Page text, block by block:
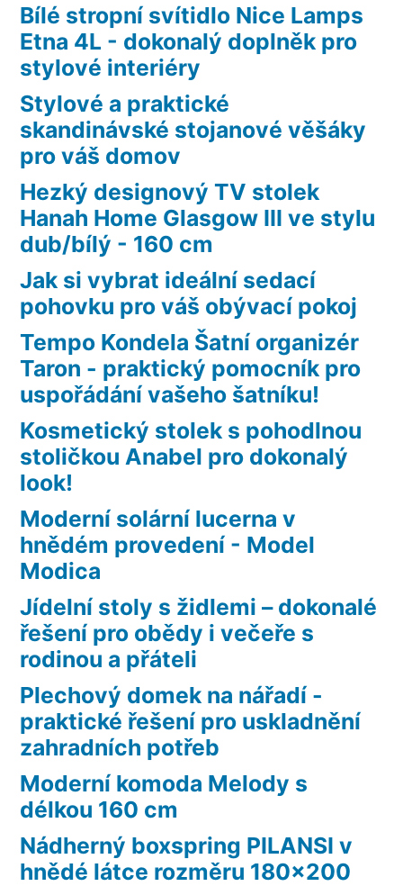
Bílé stropní svítidlo Nice Lamps
Etna 4L - dokonalý doplněk pro
stylové interiéry
Stylové a praktické
skandinávské stojanové věšáky
pro váš domov
Hezký designový TV stolek
Hanah Home Glasgow III ve stylu
dub/bílý - 160 cm
Jak si vybrat ideální sedací
pohovku pro váš obývací pokoj
Tempo Kondela Šatní organizér
Taron - praktický pomocník pro
uspořádání vašeho šatníku!
Kosmetický stolek s pohodlnou
stoličkou Anabel pro dokonalý
look!
Moderní solární lucerna v
hnědém provedení - Model
Modica
Jídelní stoly s židlemi – dokonalé
řešení pro obědy i večeře s
rodinou a přáteli
Plechový domek na nářadí -
praktické řešení pro uskladnění
zahradních potřeb
Moderní komoda Melody s
délkou 160 cm
Nádherný boxspring PILANSI v
hnědé látce rozměru 180×200